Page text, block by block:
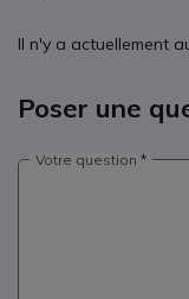
Il n'y a actuellement
Poser une
Votre question